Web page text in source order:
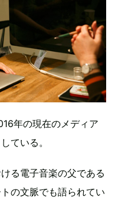
年の現在のメディア
ている。
る電子音楽の父である
の文脈でも語られてい